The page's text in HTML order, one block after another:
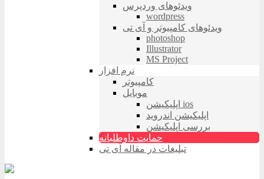
ویدئوهای وردپرس
wordpress
ویدئوهای کامپیوتر و آی تی
photoshop
Illustrator
MS Project
نرم افزار
کامپیوتر
موبایل
اپلیکیشن ios
اپلیکیشن اندروید
بررسی اپلیکیشن
حمایت داوطلبانه
تبلیغات در مقاله آی تی